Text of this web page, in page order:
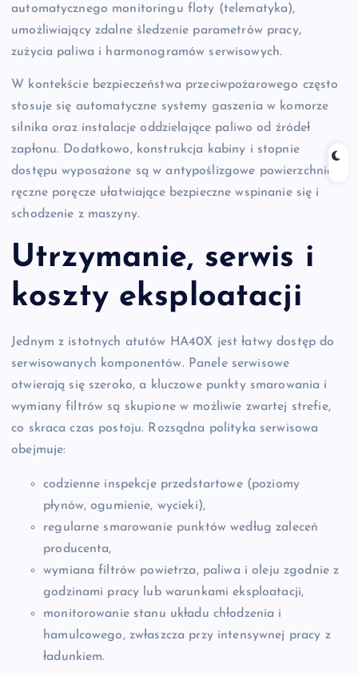
automatycznego monitoringu floty (telematyka),
umożliwiający zdalne śledzenie parametrów pracy,
zużycia paliwa i harmonogramów serwisowych.
W kontekście bezpieczeństwa przeciwpożarowego często
stosuje się automatyczne systemy gaszenia w komorze
silnika oraz instalacje oddzielające paliwo od źródeł
zapłonu. Dodatkowo, konstrukcja kabiny i stopnie
dostępu wyposażone są w antypoślizgowe powierzchnie i
ręczne poręcze ułatwiające bezpieczne wspinanie się i
schodzenie z maszyny.
Utrzymanie, serwis i
koszty eksploatacji
Jednym z istotnych atutów HA40X jest łatwy dostęp do
serwisowanych komponentów. Panele serwisowe
otwierają się szeroko, a kluczowe punkty smarowania i
wymiany filtrów są skupione w możliwie zwartej strefie,
co skraca czas postoju. Rozsądna polityka serwisowa
obejmuje:
codzienne inspekcje przedstartowe (poziomy
płynów, ogumienie, wycieki),
regularne smarowanie punktów według zaleceń
producenta,
wymiana filtrów powietrza, paliwa i oleju zgodnie z
godzinami pracy lub warunkami eksploatacji,
monitorowanie stanu układu chłodzenia i
hamulcowego, zwłaszcza przy intensywnej pracy z
ładunkiem.